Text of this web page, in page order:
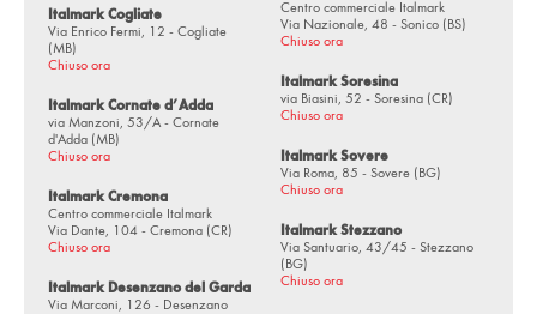
Italmark Cogliate
Via Enrico Fermi, 12 - Cogliate
(MB)
Chiuso ora
Italmark Cornate d’Adda
via Manzoni, 53/A - Cornate
d'Adda (MB)
Chiuso ora
Italmark Cremona
Centro commerciale Italmark
Via Dante, 104 - Cremona (CR)
Chiuso ora
Italmark Desenzano del Garda
Via Marconi, 126 - Desenzano
Centro commerciale Italmark
Via Nazionale, 48 - Sonico (BS)
Chiuso ora
Italmark Soresina
via Biasini, 52 - Soresina (CR)
Chiuso ora
Italmark Sovere
Via Roma, 85 - Sovere (BG)
Chiuso ora
Italmark Stezzano
Via Santuario, 43/45 - Stezzano
(BG)
Chiuso ora